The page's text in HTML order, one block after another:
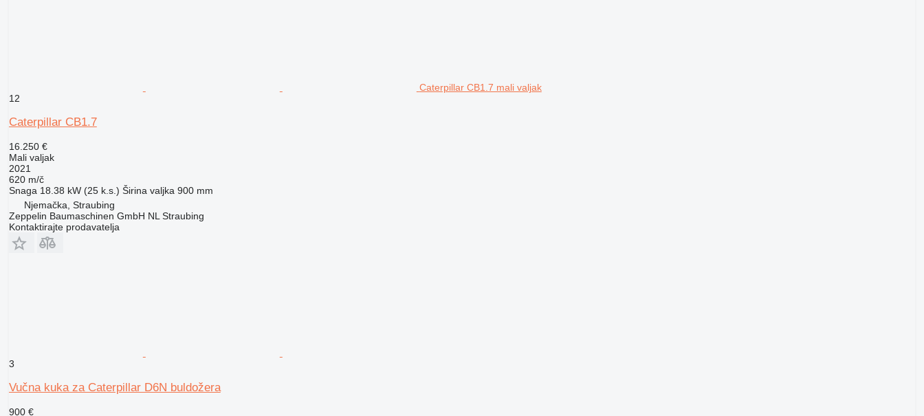
Caterpillar CB1.7 mali valjak
12
Caterpillar CB1.7
16.250 €
Mali valjak
2021
620 m/č
Snaga 18.38 kW (25 k.s.) Širina valjka 900 mm
Njemačka, Straubing
Zeppelin Baumaschinen GmbH NL Straubing
Kontaktirajte prodavatelja
3
Vučna kuka za Caterpillar D6N buldožera
900 €